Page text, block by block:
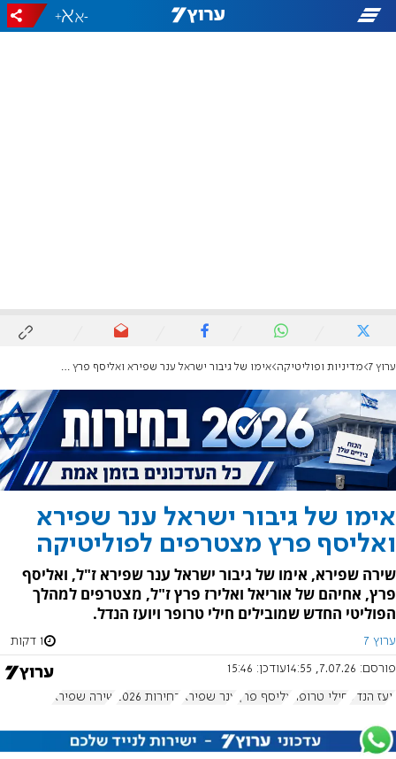
-
+
ערוץ 7 מדיניות ופוליטיקה אימו של גיבור ישראל ענר שפירא ואליסף פרץ מצטרפים לפוליטיקה
אימו של גיבור ישראל ענר שפירא
ואליסף פרץ מצטרפים לפוליטיקה
שירה שפירא, אימו של גיבור ישראל ענר שפירא ז"ל, ואליסף
פרץ, אחיהם של אוריאל ואלירז פרץ ז"ל, מצטרפים למהלך
הפוליטי החדש שמובילים חילי טרופר ויועז הנדל.
ערוץ 7 1 דקות
פורסם: 7.07.26, 14:55 עודכן: 15:46
יועז הנדל חילי טרופר אליסף פרץ ענר שפירא בחירות 2026 שירה שפירא